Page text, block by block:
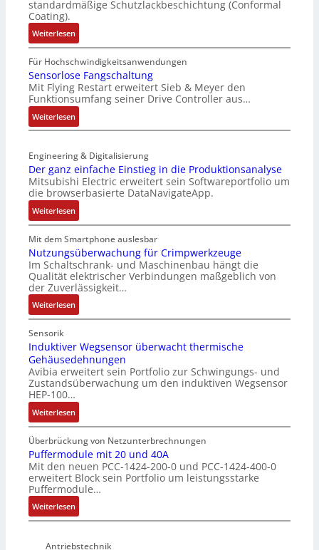
M
u
l
t
i
t
u
r
n
-
i
t
E
n
c
o
d
e
r
e
r
t
e
L
a
e
r
t
i
a
n
g
u
l
a
t
i
o
n
standardmäßige Schutzlackbeschichtung (Conformal
Coating).
Weiterlesen:
I
P
C
N
t
t
e
i
l
e
r
h
ä
l
S
c
h
t
z
l
a
k
b
e
s
c
h
i
c
h
u
Für Hochschwindigkeitsanwendungen
Sensorlose Fangschaltung
Mit Flying Restart erweitert Sieb & Meyer den
Funktionsumfang seiner Drive Controller aus…
Weiterlesen:
S
n
s
o
r
l
o
s
e
F
a
n
g
s
h
a
l
t
u
n
g
Engineering & Digitalisierung
Der ganz einfache Einstieg in die Produktionsanalyse
Mitsubishi Electric erweitert sein Softwareportfolio um
die browserbasierte DataNavigateApp.
Weiterlesen:
D
e
r
g
a
n
z
e
n
f
a
c
h
e
E
i
n
s
t
i
e
g
Mit dem Smartphone auslesbar
Nutzungsüberwachung für Crimpwerkzeuge
Im Schaltschrank- und Maschinenbau hängt die
Qualität elektrischer Verbindungen maßgeblich von
der Zuverlässigkeit…
Weiterlesen:
N
t
z
u
n
s
ü
b
e
r
w
a
c
h
n
Sensorik
Induktiver Wegsensor überwacht thermische
Gehäusedehnungen
Avibia erweitert sein Portfolio zur Schwingungs- und
Zustandsüberwachung um den induktiven Wegsensor
HEP-100…
Weiterlesen:
I
n
d
u
k
t
i
v
r
Überbrückung von Netzunterbrechnungen
Puffermodule mit 20 und 40A
Mit den neuen PCC-1424-200-0 und PCC-1424-400-0
erweitert Block sein Portfolio um leistungsstarke
Puffermodule…
Weiterlesen:
P
f
Antriebstechnik